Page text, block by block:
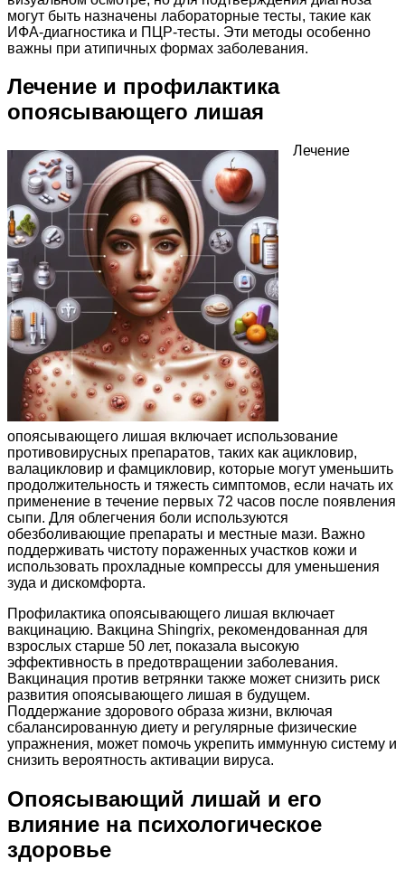
могут быть назначены лабораторные тесты, такие как
ИФА-диагностика и ПЦР-тесты. Эти методы особенно
важны при атипичных формах заболевания.
Лечение и профилактика
опоясывающего лишая
Лечение
опоясывающего лишая включает использование
противовирусных препаратов, таких как ацикловир,
валацикловир и фамцикловир, которые могут уменьшить
продолжительность и тяжесть симптомов, если начать их
применение в течение первых 72 часов после появления
сыпи. Для облегчения боли используются
обезболивающие препараты и местные мази. Важно
поддерживать чистоту пораженных участков кожи и
использовать прохладные компрессы для уменьшения
зуда и дискомфорта.
Профилактика опоясывающего лишая включает
вакцинацию. Вакцина Shingrix, рекомендованная для
взрослых старше 50 лет, показала высокую
эффективность в предотвращении заболевания.
Вакцинация против ветрянки также может снизить риск
развития опоясывающего лишая в будущем.
Поддержание здорового образа жизни, включая
сбалансированную диету и регулярные физические
упражнения, может помочь укрепить иммунную систему и
снизить вероятность активации вируса.
Опоясывающий лишай и его
влияние на психологическое
здоровье